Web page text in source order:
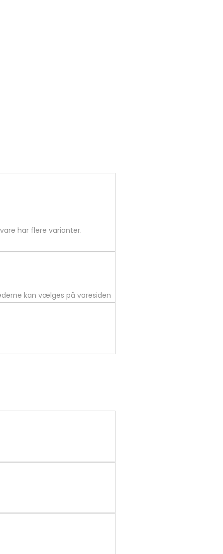
har flere varianter.
kan vælges på varesiden